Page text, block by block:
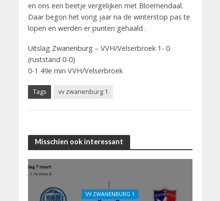
en ons een beetje vergelijken met Bloemendaal.
Daar begon het vorig jaar na de winterstop pas te
lopen en werden er punten gehaald .
Uitslag Zwanenburg – VVH/Velserbroek 1- 0
(ruststand 0-0)
0-1 49e min VVH/Velserbroek
Tags vv zwanenburg 1
Misschien ook interessant
VV ZWANENBURG 1